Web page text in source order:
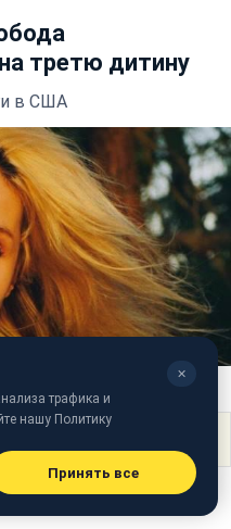
третю дитину
в США
lobodaofficial)
✕
трафика и
нашу Политику
Принять все